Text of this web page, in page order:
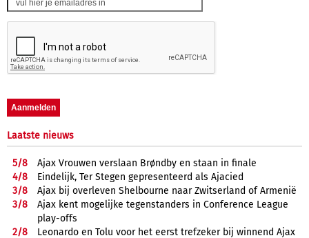
Laatste nieuws
5/8
Ajax Vrouwen verslaan Brøndby en staan in finale
4/8
Eindelijk, Ter Stegen gepresenteerd als Ajacied
3/8
Ajax bij overleven Shelbourne naar Zwitserland of Armenië
3/8
Ajax kent mogelijke tegenstanders in Conference League
play-offs
2/8
Leonardo en Tolu voor het eerst trefzeker bij winnend Ajax